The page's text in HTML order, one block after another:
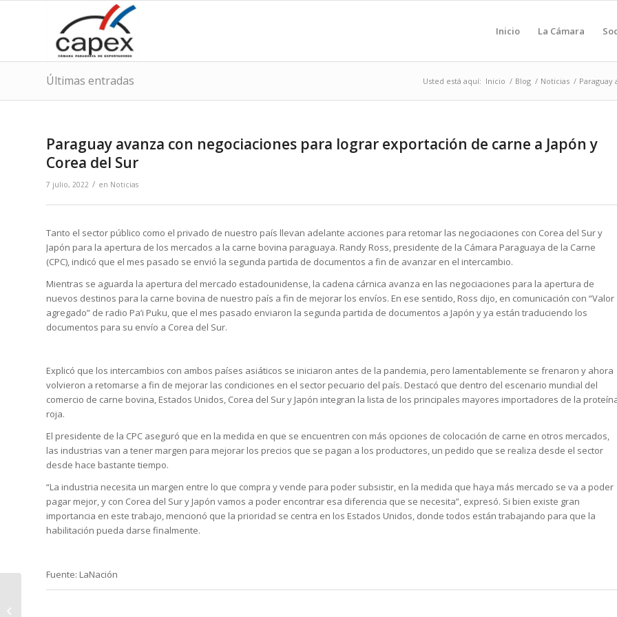
Inicio La Cámara
Últimas entradas Usted está aquí: Inicio / Blog / Noticias / Paraguay
Paraguay avanza con negociaciones para lograr exportación de carne a Japón y
Corea del Sur
7 julio, 2022 / en Noticias
Tanto el sector público como el privado de nuestro país llevan adelante acciones para retomar las negociaciones con Corea del Sur y
Japón para la apertura de los mercados a la carne bovina paraguaya. Randy Ross, presidente de la Cámara Paraguaya de la Carne
(CPC), indicó que el mes pasado se envió la segunda partida de documentos a fin de avanzar en el intercambio.
Mientras se aguarda la apertura del mercado estadounidense, la cadena cárnica avanza en las negociaciones para la apertura de
nuevos destinos para la carne bovina de nuestro país a fin de mejorar los envíos. En ese sentido, Ross dijo, en comunicación con “Valor
agregado” de radio Pa’i Puku, que el mes pasado enviaron la segunda partida de documentos a Japón y ya están traduciendo los
documentos para su envío a Corea del Sur.
Explicó que los intercambios con ambos países asiáticos se iniciaron antes de la pandemia, pero lamentablemente se frenaron y ahora
volvieron a retomarse a fin de mejorar las condiciones en el sector pecuario del país. Destacó que dentro del escenario mundial del
comercio de carne bovina, Estados Unidos, Corea del Sur y Japón integran la lista de los principales mayores importadores de la
roja.
El presidente de la CPC aseguró que en la medida en que se encuentren con más opciones de colocación de carne en otros mercados,
las industrias van a tener margen para mejorar los precios que se pagan a los productores, un pedido que se realiza desde el sector
desde hace bastante tiempo.
“La industria necesita un margen entre lo que compra y vende para poder subsistir, en la medida que haya más mercado se va a poder
pagar mejor, y con Corea del Sur y Japón vamos a poder encontrar esa diferencia que se necesita”, expresó. Si bien existe gran
importancia en este trabajo, mencionó que la prioridad se centra en los Estados Unidos, donde todos están trabajando para que la
habilitación pueda darse finalmente.
Fuente: LaNación
Mantener la